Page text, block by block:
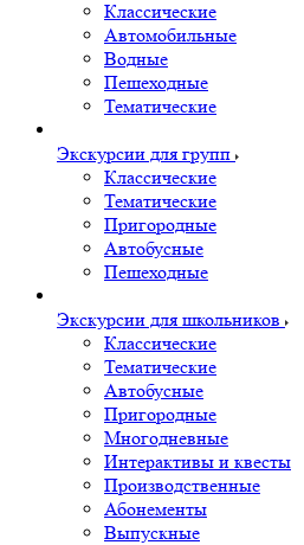
Классические
Автомобильные
Водные
Пешеходные
Тематические
Экскурсии для групп
Классические
Тематические
Пригородные
Автобусные
Пешеходные
Экскурсии для школьников
Классические
Тематические
Автобусные
Пригородные
Многодневные
Интерактивы и квесты
Производственные
Абонементы
Выпускные